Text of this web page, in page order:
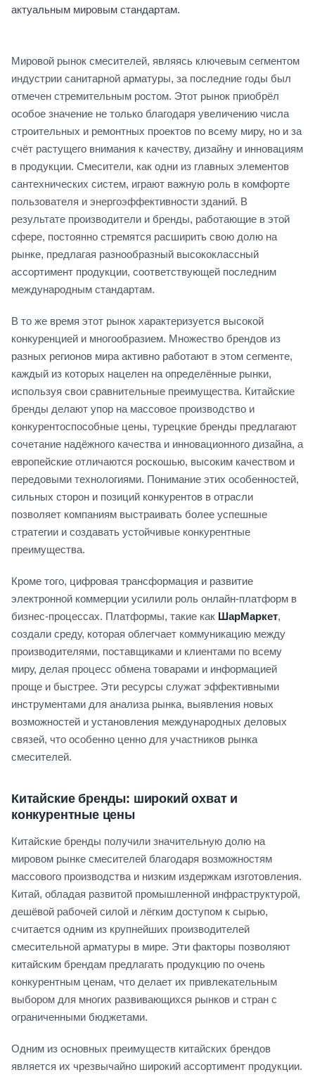
актуальным мировым стандартам.
Мировой рынок смесителей, являясь ключевым сегментом
индустрии санитарной арматуры, за последние годы был
отмечен стремительным ростом. Этот рынок приобрёл
особое значение не только благодаря увеличению числа
строительных и ремонтных проектов по всему миру, но и за
счёт растущего внимания к качеству, дизайну и инновациям
в продукции. Смесители, как одни из главных элементов
сантехнических систем, играют важную роль в комфорте
пользователя и энергоэффективности зданий. В
результате производители и бренды, работающие в этой
сфере, постоянно стремятся расширить свою долю на
рынке, предлагая разнообразный высококлассный
ассортимент продукции, соответствующей последним
международным стандартам.
В то же время этот рынок характеризуется высокой
конкуренцией и многообразием. Множество брендов из
разных регионов мира активно работают в этом сегменте,
каждый из которых нацелен на определённые рынки,
используя свои сравнительные преимущества. Китайские
бренды делают упор на массовое производство и
конкурентоспособные цены, турецкие бренды предлагают
сочетание надёжного качества и инновационного дизайна, а
европейские отличаются роскошью, высоким качеством и
передовыми технологиями. Понимание этих особенностей,
сильных сторон и позиций конкурентов в отрасли
позволяет компаниям выстраивать более успешные
стратегии и создавать устойчивые конкурентные
преимущества.
Кроме того, цифровая трансформация и развитие
электронной коммерции усилили роль онлайн-платформ в
бизнес-процессах. Платформы, такие как ШарМаркет,
создали среду, которая облегчает коммуникацию между
производителями, поставщиками и клиентами по всему
миру, делая процесс обмена товарами и информацией
проще и быстрее. Эти ресурсы служат эффективными
инструментами для анализа рынка, выявления новых
возможностей и установления международных деловых
связей, что особенно ценно для участников рынка
смесителей.
Китайские бренды: широкий охват и
конкурентные цены
Китайские бренды получили значительную долю на
мировом рынке смесителей благодаря возможностям
массового производства и низким издержкам изготовления.
Китай, обладая развитой промышленной инфраструктурой,
дешёвой рабочей силой и лёгким доступом к сырью,
считается одним из крупнейших производителей
смесительной арматуры в мире. Эти факторы позволяют
китайским брендам предлагать продукцию по очень
конкурентным ценам, что делает их привлекательным
выбором для многих развивающихся рынков и стран с
ограниченными бюджетами.
Одним из основных преимуществ китайских брендов
является их чрезвычайно широкий ассортимент продукции.